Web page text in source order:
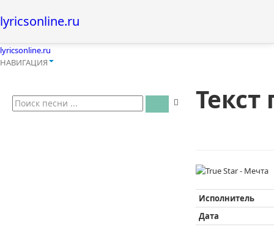
lyricsonline.ru
lyricsonline.ru
НАВИГАЦИЯ
Текст
Исполнитель
Дата